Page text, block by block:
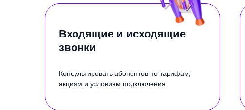
Входящие и исходящие
звонки
Консультировать абонентов по тарифам,
акциям и условиям подключения